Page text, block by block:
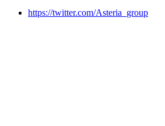
https://twitter.com/Asteria_group